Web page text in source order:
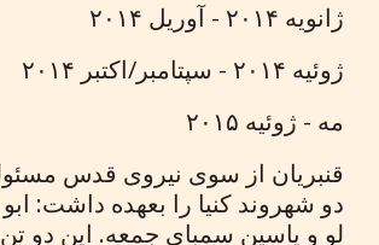
ژانویه ۲۰۱۴ - آوریل ۲۰۱۴
ژوئیه ۲۰۱۴ - سپتامبر/اکتبر ۲۰۱۴
مه - ژوئیه ۲۰۱۵
قنبریان از سوی نیروی قدس
دو شهروند کنیا را بعهده داشت:
لو و یاسین سمبای جمعه. این دو